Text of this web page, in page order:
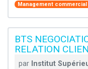
Management
BTS
RELATION
par Institut